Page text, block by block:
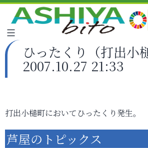
ひったくり（打出小
2007.10.27 21:33
打出小槌町においてひったくり発生。
芦屋のトピックス